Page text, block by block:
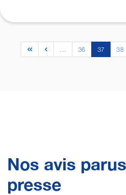
... 36 37 38
Nos avis
presse